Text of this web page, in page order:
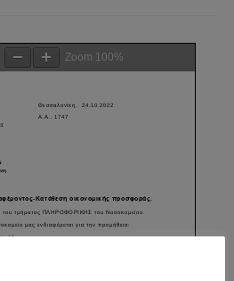
Zoom 100%